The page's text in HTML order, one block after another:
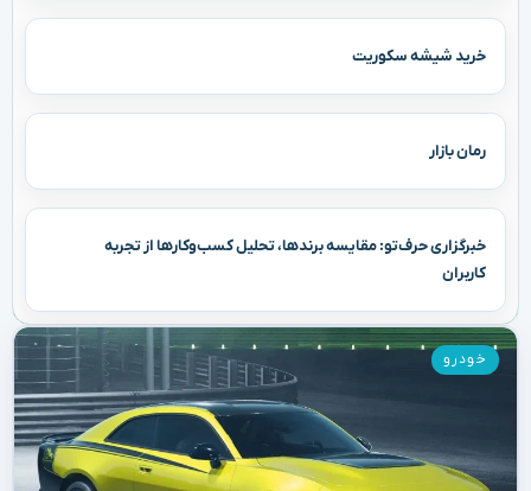
خرید شیشه سکوریت
رمان بازار
خبرگزاری حرف‌تو: مقایسه برندها، تحلیل کسب‌وکارها از تجربه
کاربران
خودرو